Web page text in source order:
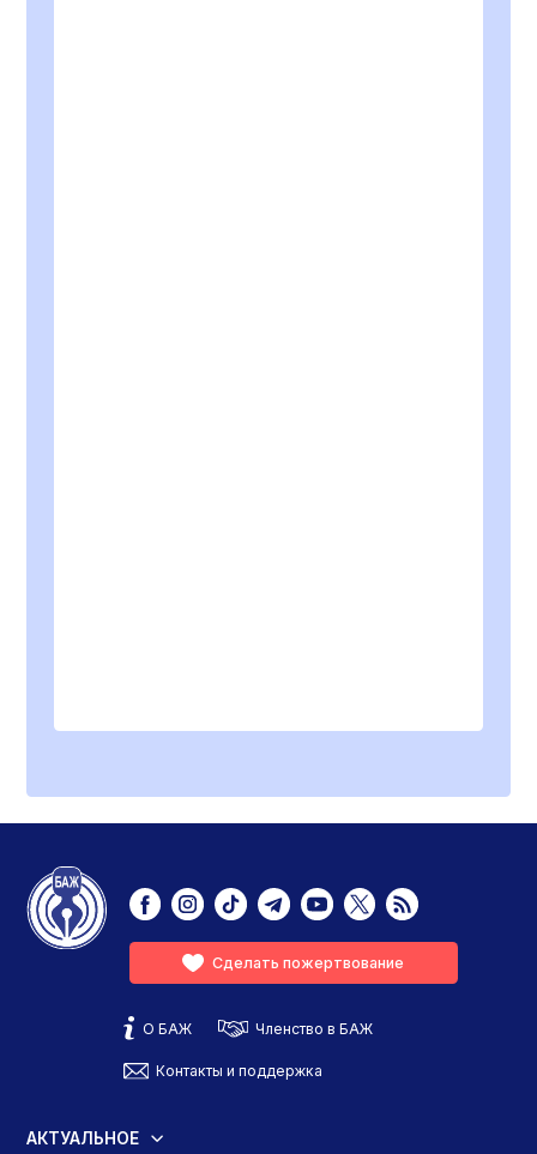
Сделать пожертвование
О БАЖ Членство в БАЖ
Контакты и поддержка
АКТУАЛЬНОЕ